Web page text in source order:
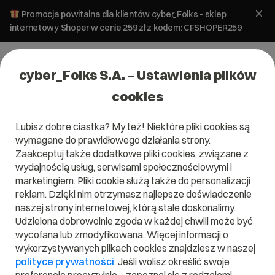
Promocja powitalna dla klientów cyber_Folks - sklep
internetowy Shoper w cenie 259 zł z kodem: CFSHOPER259
Pomoc»Dane i płatności»Jak zawrzeć umowę RODO?
Jak zawrzeć umowę RODO?
Dane i płatności Umowy
Umowę powierzenia lub podpowierzenia danych, zgodnej z
wymogami
RODO , możesz podpisać w panelu klienta.
1.Zaloguj się do panelu klienta
panel.cyberfolks.pl
cyber_Folks S.A. – Ustawienia plików
cookies
Lubisz dobre ciastka? My też! Niektóre pliki cookies są
wymagane do prawidłowego działania strony.
Zaakceptuj także dodatkowe pliki cookies, związane z
wydajnością usług, serwisami społecznościowymi i
marketingiem. Pliki cookie służą także do personalizacji
reklam. Dzięki nim otrzymasz najlepsze doświadczenie
naszej strony internetowej, którą stale doskonalimy.
Udzielona dobrowolnie zgoda w każdej chwili może być
wycofana lub zmodyfikowana. Więcej informacji o
wykorzystywanych plikach cookies znajdziesz w naszej
polityce prywatności. Jeśli wolisz określić swoje